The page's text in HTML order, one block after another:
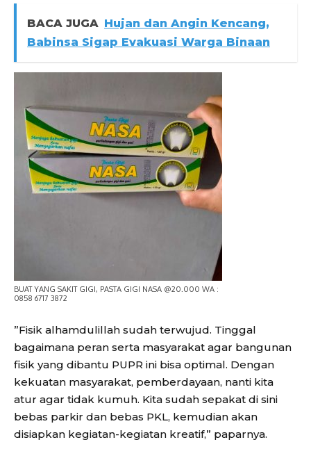
BACA JUGA Hujan dan Angin Kencang,
Babinsa Sigap Evakuasi Warga Binaan
BUAT YANG SAKIT GIGI, PASTA GIGI NASA @20.000 WA :
0858 6717 3872
”Fisik alhamdulillah sudah terwujud. Tinggal
bagaimana peran serta masyarakat agar bangunan
fisik yang dibantu PUPR ini bisa optimal. Dengan
kekuatan masyarakat, pemberdayaan, nanti kita
atur agar tidak kumuh. Kita sudah sepakat di sini
bebas parkir dan bebas PKL, kemudian akan
disiapkan kegiatan-kegiatan kreatif,” paparnya.